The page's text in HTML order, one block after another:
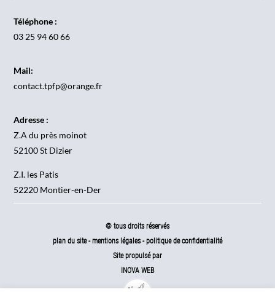
Téléphone :
03 25 94 60 66
Mail:
contact.tpfp@orange.fr
Adresse :
Z.A du près moinot
52100 St Dizier
Z.I. les Patis
52220 Montier-en-Der
© tous droits réservés
plan du site-mentions légales -politique de confidentialité
Site propulsé par
INOVA WEB